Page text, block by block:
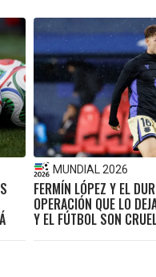
MUNDIAL 2026
FERMÍN LÓPEZ Y EL
OPERACIÓN QUE LO
Y EL FÚTBOL SON